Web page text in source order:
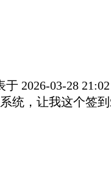
于 2026-03-28
统，让我这个签